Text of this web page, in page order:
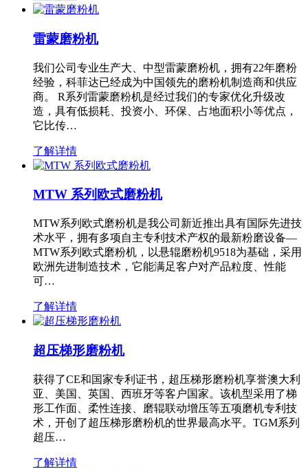
雷蒙磨粉机
我们公司专业生产大、中型雷蒙磨粉机，拥有22年磨粉
经验，科菲达已经成为中国领先的磨粉机制造商和供应
商。 R系列雷蒙磨粉机是经过我们的专家优化升级改
造，具有低损耗、投资小、环保、占地面积小等优点，
它比传…
了解详情
MTW 系列欧式磨粉机
MTW系列欧式磨粉机是我公司新近推出具有国际先进技
术水平，拥有多项自主专利技术产权的最新粉磨设备—
MTW系列欧式磨粉机，以悬辊磨粉机9518为基础，采用
欧洲先进制造技术，它能满足客户对产品粒度、性能
可…
了解详情
超压梯形磨粉机
获得了CE和国家专利证书，超压梯形磨粉机享誉澳大利
亚、美国、英国、西班牙等客户国家。该机型采用了梯
形工作面、柔性连接、磨辊联动增压等五项磨机专利技
术，开创了超压梯形磨粉机的世界最高水平。TGM系列
超压…
了解详情